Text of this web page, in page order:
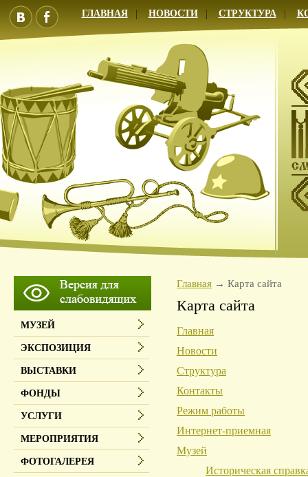
ГЛАВНАЯ НОВОСТИ СТРУКТУРА
Главная Карта сайта
Карта сайта
Главная
Новости
Структура
Контакты
Режим работы
Интернет-приемная
Музей
Историческая
МУЗЕЙ
ЭКСПОЗИЦИЯ
ВЫСТАВКИ
ФОНДЫ
УСЛУГИ
МЕРОПРИЯТИЯ
ФОТОГАЛЕРЕЯ